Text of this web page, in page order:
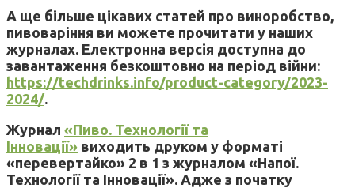
А ще більше цікавих статей про виноробство,
пивоваріння ви можете прочитати у наших
журналах. Електронна версія доступна до
завантаження безкоштовно на період війни:
https://techdrinks.info/product-category/2023-
2024/.
Журнал «Пиво. Технології та
Інновації» виходить друком у форматі
«перевертайко» 2 в 1 з журналом «Напої.
Технології та Інновації». Адже з початку